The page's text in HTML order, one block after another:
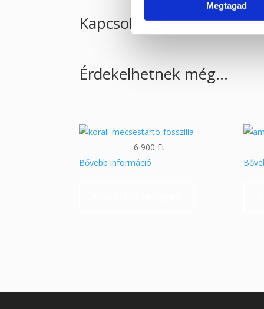
Megtagad
Kapcsolódó termékek
Érdekelhetnek még…
6 900 Ft
Bővebb információ